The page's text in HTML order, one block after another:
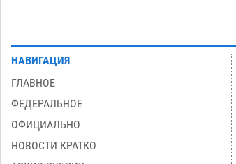
НАВИГАЦИЯ
ГЛАВНОЕ
ФЕДЕРАЛЬНОЕ
ОФИЦИАЛЬНО
НОВОСТИ КРАТКО